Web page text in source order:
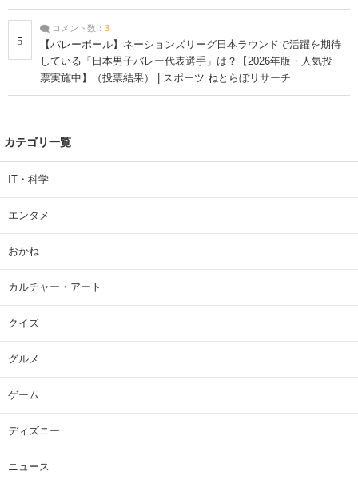
5
コメント数： 3
【バレーボール】ネーションズリーグ日本ラウンドで活躍を期待
している「日本男子バレー代表選手」は？【2026年版・人気投
票実施中】（投票結果） | スポーツ ねとらぼリサーチ
カテゴリ一覧
IT・科学
エンタメ
おかね
カルチャー・アート
クイズ
グルメ
ゲーム
ディズニー
ニュース